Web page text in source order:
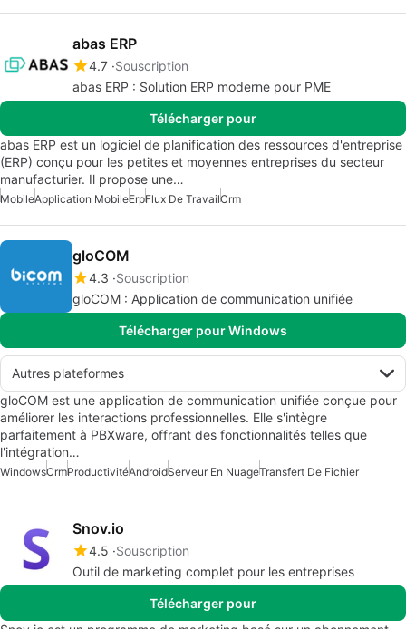
abas ERP
4.7 Souscription
abas ERP : Solution ERP moderne pour PME
Télécharger pour
abas ERP est un logiciel de planification des ressources d'entreprise
(ERP) conçu pour les petites et moyennes entreprises du secteur
manufacturier. Il propose une…
MobileApplication MobileErpFlux De TravailCrm
gloCOM
4.3 Souscription
gloCOM : Application de communication unifiée
Télécharger pour Windows
Autres plateformes
gloCOM est une application de communication unifiée conçue pour
améliorer les interactions professionnelles. Elle s'intègre
parfaitement à PBXware, offrant des fonctionnalités telles que
l'intégration…
WindowsCrmProductivitéAndroidServeur En NuageTransfert De Fichier
Snov.io
4.5 Souscription
Outil de marketing complet pour les entreprises
Télécharger pour